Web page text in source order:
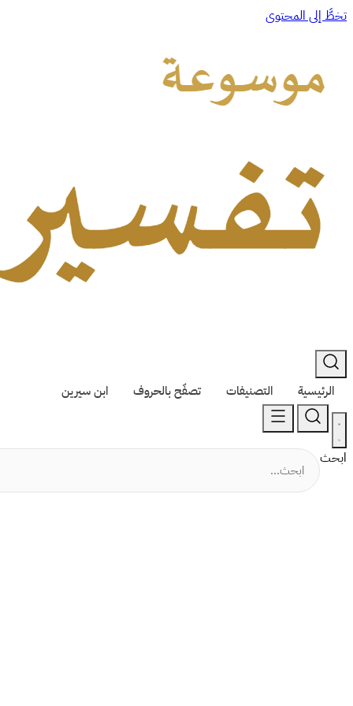
تخطَّ إلى المحتوى
الرئيسية التصنيفات تصفّح بالحروف ابن سيرين
ابحث